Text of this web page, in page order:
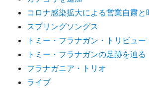
コロナ感染拡大による営業自粛と
スプリングソングス
トミー・フラナガン・トリビュー
トミー・フラナガンの足跡を辿る
フラナガニア・トリオ
ライブ